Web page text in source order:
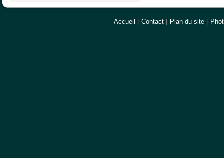
Accueil | Contact | Plan du site |